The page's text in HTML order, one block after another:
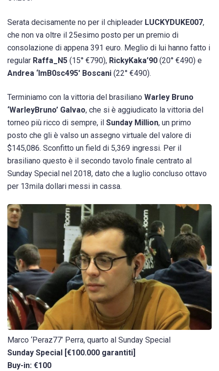
Serata decisamente no per il chipleader LUCKYDUKE007,
che non va oltre il 25esimo posto per un premio di
consolazione di appena 391 euro. Meglio di lui hanno fatto i
regular Raffa_N5 (15° €790), RickyKaka’90 (20° €490) e
Andrea ‘ImB0sc495′ Boscani (22° €490).
Terminiamo con la vittoria del brasiliano Warley Bruno
‘WarleyBruno’ Galvao, che si è aggiudicato la vittoria del
torneo più ricco di sempre, il Sunday Million, un primo
posto che gli è valso un assegno virtuale del valore di
$145,086. Sconfitto un field di 5,369 ingressi. Per il
brasiliano questo è il secondo tavolo finale centrato al
Sunday Special nel 2018, dato che a luglio concluso ottavo
per 13mila dollari messi in cassa.
Marco ‘Peraz77’ Perra, quarto al Sunday Special
Sunday Special [€100.000 garantiti]
Buy-in: €100